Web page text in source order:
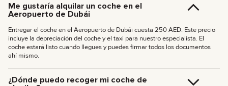
Me gustaría alquilar un coche en el
Aeropuerto de Dubái
Entregar el coche en el Aeropuerto de Dubái cuesta 250 AED. Este precio
incluye la depreciación del coche y el taxi para nuestro especialista. El
coche estará listo cuando llegues y puedes firmar todos los documentos
ahí mismo.
¿Dónde puedo recoger mi coche de